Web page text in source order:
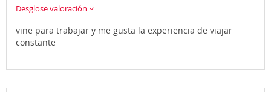
Desglose valoración
vine para trabajar y me gusta la experiencia de viajar
constante